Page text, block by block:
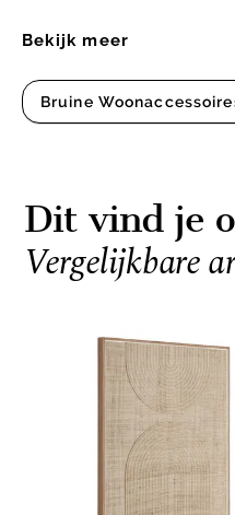
Bekijk meer
Bruine
Dit vind je
Vergelijkbare